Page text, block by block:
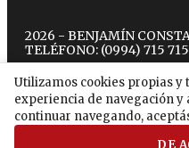
Utilizamos cookies propias
experiencia de navegación
continuar navegando,
DE
2026 - BENJAMÍN
TELÉFONO: (0994) 715 715
twitterinstagram